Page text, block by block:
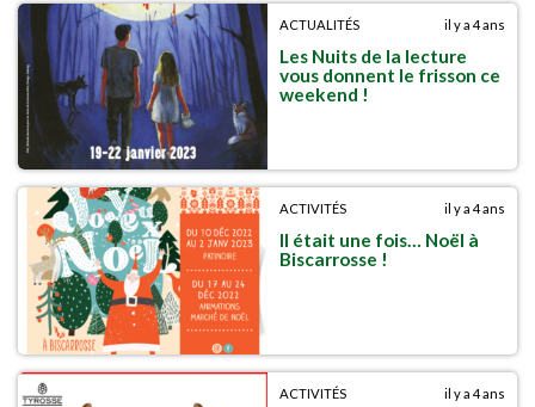
ACTUALITÉS il y a 4 ans
Les Nuits de la lecture
vous donnent le frisson ce
weekend !
ACTIVITÉS il y a 4 ans
Il était une fois… Noël à
Biscarrosse !
ACTIVITÉS il y a 4 ans